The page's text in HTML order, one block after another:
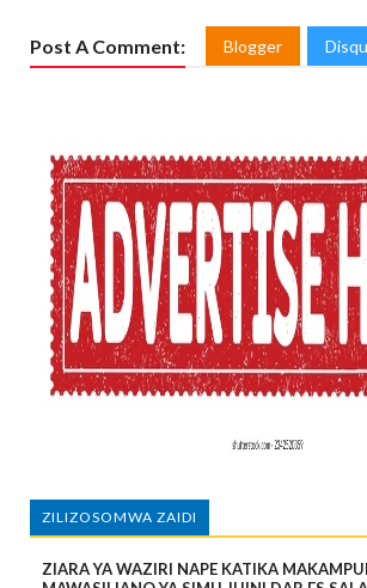
Post A Comment: Blogger
ZILIZOSOMWA ZAIDI
ZIARA YA WAZIRI NAPE KATIKA